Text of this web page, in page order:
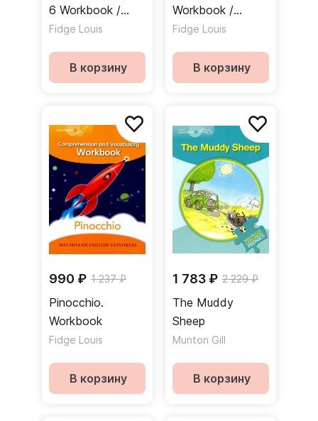
6 Workbook /
Рабочая тетрадь
Fidge Louis
В корзину
Workbook /
Рабочая тетрадь
Fidge Louis
В корзину
990 ₽ 1 237 ₽
Pinocchio.
Workbook
Fidge Louis
В корзину
1 783 ₽ 2 229 ₽
The Muddy
Sheep
Munton Gill
В корзину